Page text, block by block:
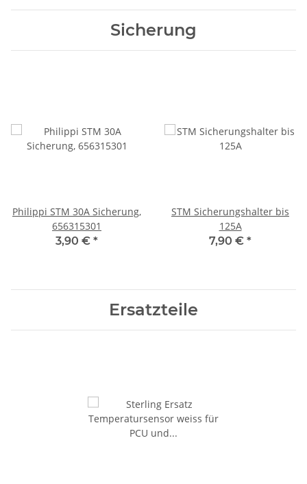
Sicherung
Philippi STM 30A Sicherung,
656315301
3,90 € *
STM Sicherungshalter bis
125A
7,90 € *
Ersatzteile